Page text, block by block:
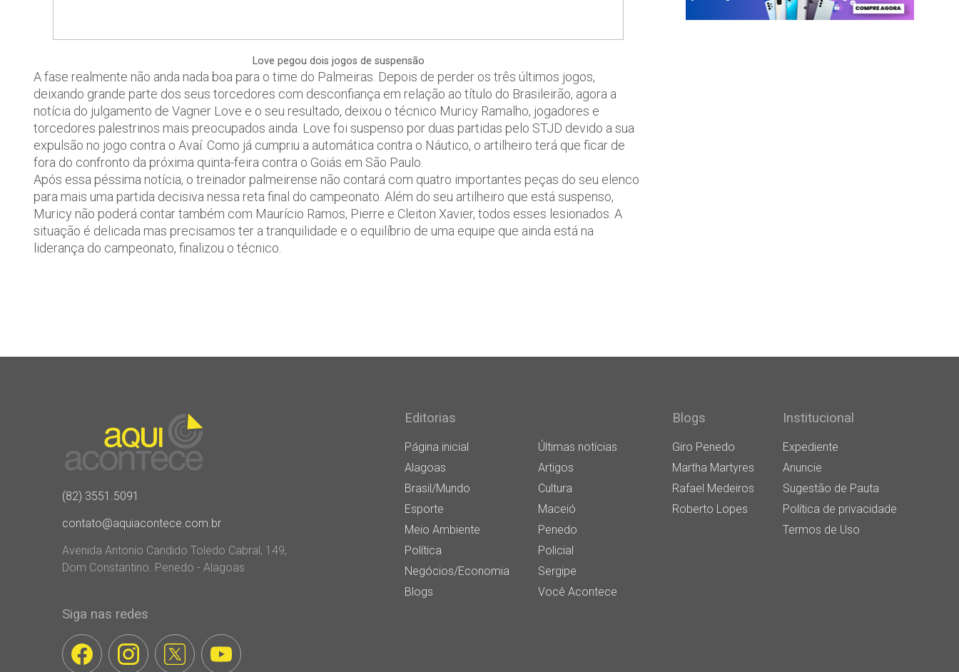
Love pegou dois jogos de suspensão
A fase realmente não anda nada boa para o time do Palmeiras. Depois de perder os três últimos jogos,
deixando grande parte dos seus torcedores com desconfiança em relação ao título do Brasileirão, agora a
notícia do julgamento de Vagner Love e o seu resultado, deixou o técnico Muricy Ramalho, jogadores e
torcedores palestrinos mais preocupados ainda. Love foi suspenso por duas partidas pelo STJD devido a sua
expulsão no jogo contra o Avaí. Como já cumpriu a automática contra o Náutico, o artilheiro terá que ficar de
fora do confronto da próxima quinta-feira contra o Goiás em São Paulo.
Após essa péssima notícia, o treinador palmeirense não contará com quatro importantes peças do seu elenco
para mais uma partida decisiva nessa reta final do campeonato. Além do seu artilheiro que está suspenso,
Muricy não poderá contar também com Maurício Ramos, Pierre e Cleiton Xavier, todos esses lesionados. A
situação é delicada mas precisamos ter a tranquilidade e o equilíbrio de uma equipe que ainda está na
liderança do campeonato, finalizou o técnico.
(82) 3551.5091
contato@aquiacontece.com.br
Avenida Antonio Candido Toledo Cabral, 149,
Dom Constantino. Penedo - Alagoas
Siga nas redes
Editorias
Página inicial
Últimas notícias
Alagoas
Artigos
Brasil/Mundo
Cultura
Esporte
Maceió
Meio Ambiente
Penedo
Política
Policial
Negócios/Economia
Sergipe
Blogs
Você Acontece
Blogs
Giro Penedo
Martha Martyres
Rafael Medeiros
Roberto Lopes
Institucional
Expediente
Anuncie
Sugestão de Pauta
Política de privacidade
Termos de Uso